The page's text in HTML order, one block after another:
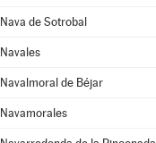
Nava de Sotrobal
Navales
Navalmoral de Béjar
Navamorales